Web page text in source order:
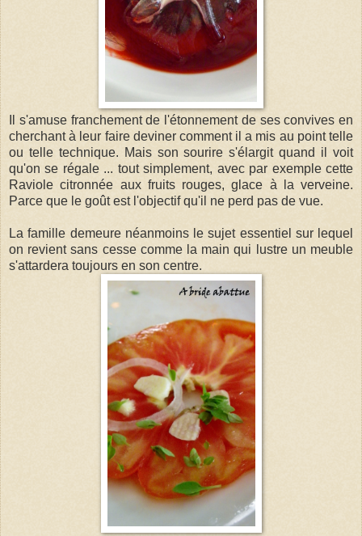
Il s'amuse franchement de l'étonnement de ses convives en
cherchant à leur faire deviner comment il a mis au point telle
ou telle technique. Mais son sourire s'élargit quand il voit
qu'on se régale ... tout simplement, avec par exemple cette
Raviole citronnée aux fruits rouges, glace à la verveine.
Parce que le goût est l'objectif qu'il ne perd pas de vue.
La famille demeure néanmoins le sujet essentiel sur lequel
on revient sans cesse comme la main qui lustre un meuble
s'attardera toujours en son centre.